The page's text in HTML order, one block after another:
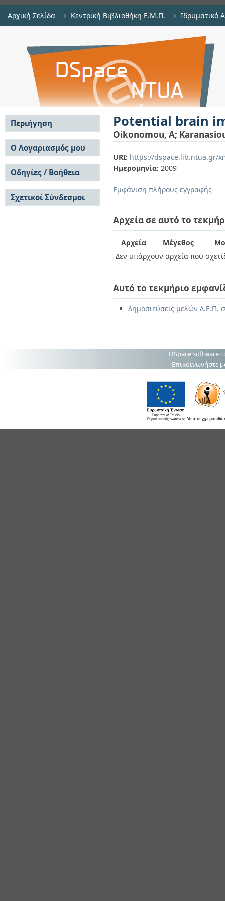
Αρχική Σελίδα → Κεντρική Βιβλιοθήκη Ε.Μ.Π. → Ιδρυματικό
Potential brain imaging using
Potential brain
Oikonomou, A;
URI: https://dspace.lib.ntua.gr/
Ημερομηνία: 2009
Εμφάνιση πλήρους εγγραφής
Αρχεία σε αυτό το
Αρχεία Μέγεθος
Δεν υπάρχουν αρχεία που
Αυτό το τεκμήριο
Δημοσιεύσεις μελών Δ.Ε.Π.
Περιήγηση
Σε όλο το DSpace
Κοινότητες & Συλλογές
Ανά Ημερομηνία
Έκδοσης
Συγγραφείς
Τίτλοι
Θέματα
Ο Λογαριασμός μου
Σύνδεση
Εγγραφή
Οδηγίες / Βοήθεια
Οδηγίες Υποβολής
Οδηγίες Χρήσης ΙΑ
Συχνές Ερωτήσεις
Σχετικοί Σύνδεσμοι
DSpace software
Επικοινωνήστε